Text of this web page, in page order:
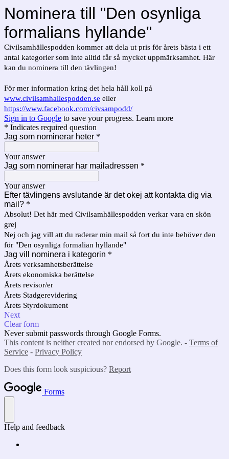
Nominera till "Den osynliga
formalians hyllande"
Civilsamhällespodden kommer att dela ut pris för årets bästa i ett
antal kategorier som inte alltid får så mycket uppmärksamhet. Här
kan du nominera till den tävlingen!
För mer information kring det hela håll koll på
www.civilsamhallespodden.se eller
https://www.facebook.com/civsampodd/
Sign in to Google to save your progress. Learn more
* Indicates required question
Jag som nominerar heter *
Your answer
Jag som nominerar har mailadressen *
Your answer
Efter tävlingens avslutande är det okej att kontakta dig via
mail? *
Absolut! Det här med Civilsamhällespodden verkar vara en skön
grej
Nej och jag vill att du raderar min mail så fort du inte behöver den
för "Den osynliga formalian hyllande"
Jag vill nominera i kategorin *
Årets verksamhetsberättelse
Årets ekonomiska berättelse
Årets revisor/er
Årets Stadgerevidering
Årets Styrdokument
Next
Clear form
Never submit passwords through Google Forms.
This content is neither created nor endorsed by Google. - Terms of
Service - Privacy Policy
Does this form look suspicious? Report
Forms
Help and feedback